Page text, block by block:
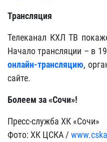
Трансляция
Телеканал КХЛ ТВ
Начало трансляции – в
онлайн-трансляцию,
сайте.
Болеем за «Сочи»!
Пресс-служба ХК «Сочи»
Фото: ХК ЦСКА /